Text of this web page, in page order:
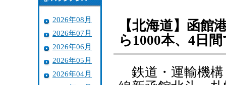
2026年08月
2026年07月
2026年06月
2026年05月
2026年04月
【北海道】函館
ら1000本、4日
鉄道・運輸機構